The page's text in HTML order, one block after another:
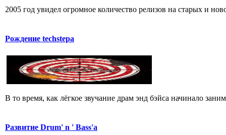
2005 год увидел огромное количество релизов на старых и
Рождение techstepа
В то время, как лёгкое звучание драм энд бэйса начинало
Развитие Drum' n ' Bass'a